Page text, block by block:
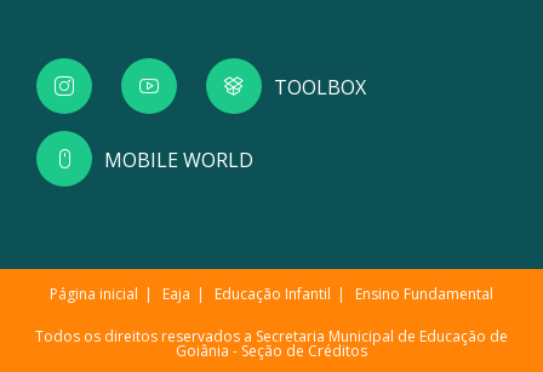
TOOLBOX
MOBILE WORLD
Página inicial Eaja Educação Infantil Ensino Fundamental
Todos os direitos reservados a Secretaria Municipal de Educação de
Goiânia - Seção de Créditos